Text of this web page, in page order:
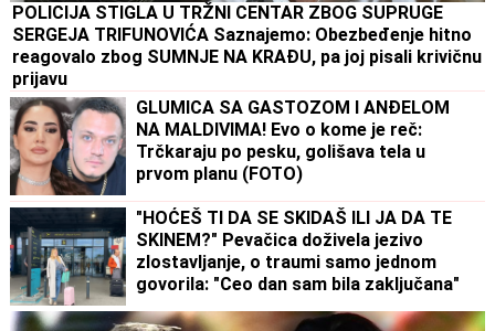
POLICIJA STIGLA U TRŽNI CENTAR ZBOG SUPRUGE
SERGEJA TRIFUNOVIĆA Saznajemo: Obezbeđenje hitno
reagovalo zbog SUMNJE NA KRAĐU, pa joj pisali krivičnu
prijavu
GLUMICA SA GASTOZOM I ANĐELOM
NA MALDIVIMA! Evo o kome je reč:
Trčkaraju po pesku, golišava tela u
prvom planu (FOTO)
"HOĆEŠ TI DA SE SKIDAŠ ILI JA DA TE
SKINEM?" Pevačica doživela jezivo
zlostavljanje, o traumi samo jednom
govorila: "Ceo dan sam bila zaključana"